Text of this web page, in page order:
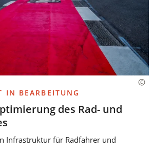
IN BEARBEITUNG
des Rad- und
Infrastruktur für Radfahrer und